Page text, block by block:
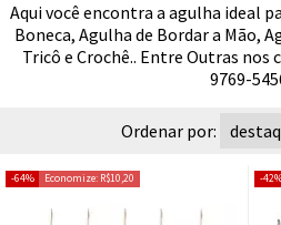
Aqui você encontra a agulha ideal
Boneca, Agulha de Bordar a Mão,
Tricô e Crochê.. Entre Outras nos
9769-
Ordenar por:
Economize: R$10,20
64%